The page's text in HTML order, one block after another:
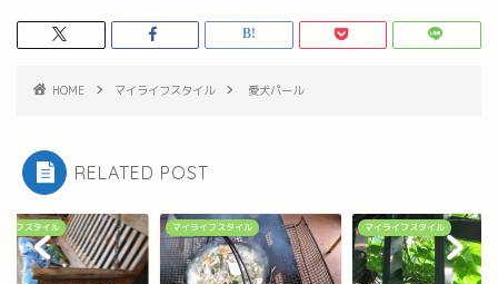
HOME マイライフスタイル 愛犬パール
RELATED POST
イフスタイル マイライフスタイル マイライフスタイル